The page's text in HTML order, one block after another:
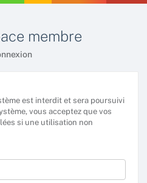
membre
est interdit et sera poursuivi
vous acceptez que vos
si une utilisation non